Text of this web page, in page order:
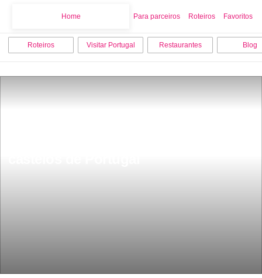
Home Para parceiros Roteiros Favoritos
Roteiros Visitar Portugal Restaurantes Blog